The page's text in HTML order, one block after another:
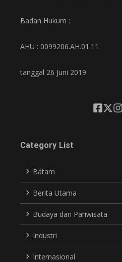
Badan Hukum :
AHU : 0099206.AH.01.11
tanggal 26 Juni 2019
Category List
Batam
Berita Utama
Budaya dan Pariwisata
Industri
Internasional